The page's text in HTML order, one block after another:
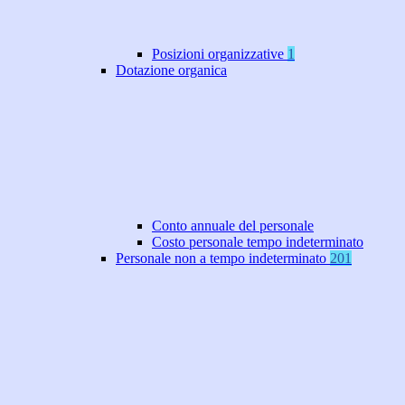
Posizioni organizzative 1
Dotazione organica
Conto annuale del personale
Costo personale tempo indeterminato
Personale non a tempo indeterminato 201